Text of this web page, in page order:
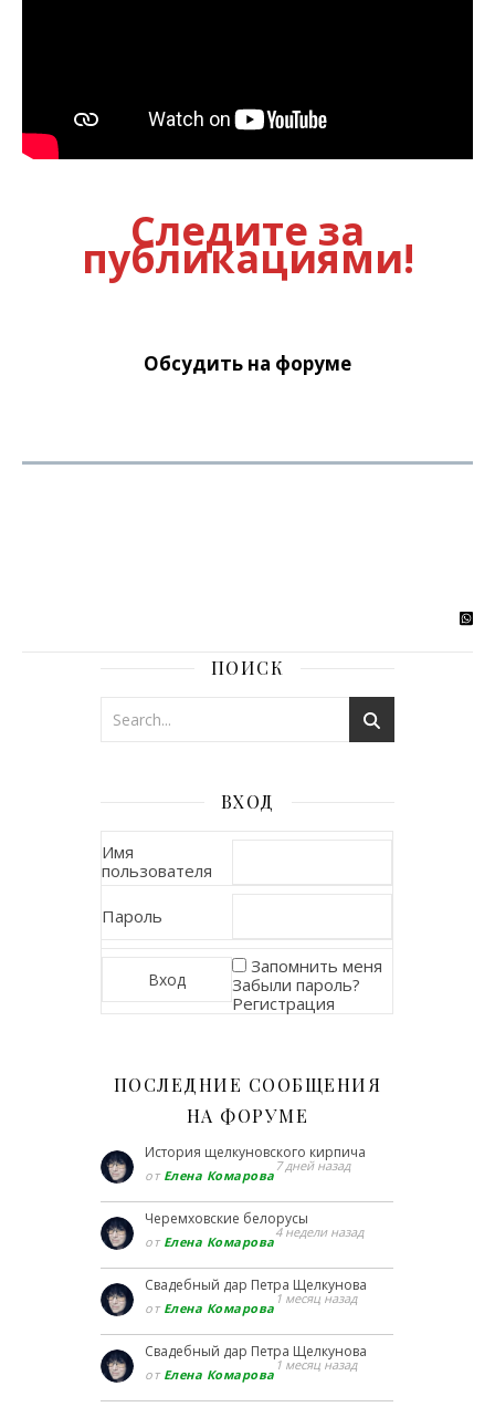
Следите за
публикациями!
Обсудить на форуме
ПОИСК
ВХОД
Имя
пользователя
Пароль
Запомнить меня
Забыли пароль?
Регистрация
ПОСЛЕДНИЕ СООБЩЕНИЯ
НА ФОРУМЕ
История щелкуновского кирпича
от Елена Комарова
7 дней назад
Черемховские белорусы
от Елена Комарова
4 недели назад
Свадебный дар Петра Щелкунова
от Елена Комарова
1 месяц назад
Свадебный дар Петра Щелкунова
от Елена Комарова
1 месяц назад